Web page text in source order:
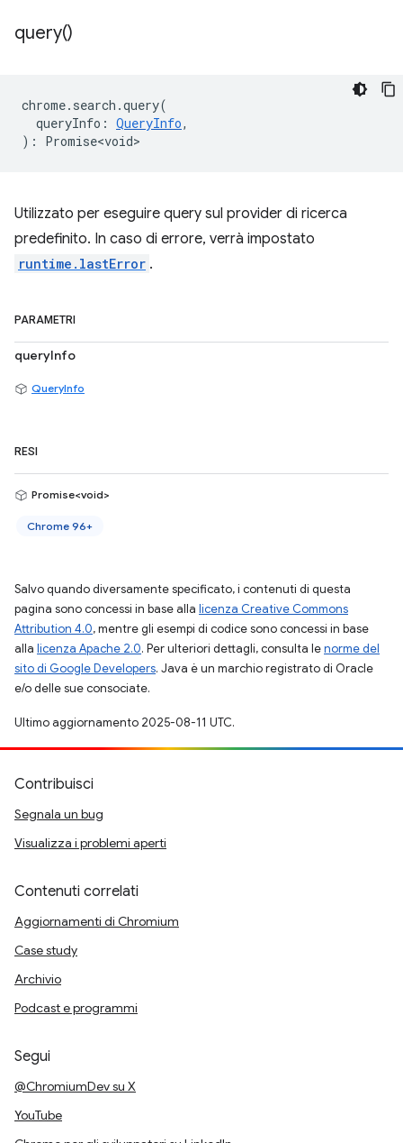
query()
chrome. search .query(
queryInfo : QueryInfo,
) : Promise<void>
Utilizzato per eseguire query sul provider di ricerca
predefinito. In caso di errore, verrà impostato
runtime.lastError .
PARAMETRI
queryInfo
QueryInfo
RESI
Promise<void>
Chrome 96+
Salvo quando diversamente specificato, i contenuti di questa
pagina sono concessi in base alla licenza Creative Commons
Attribution 4.0, mentre gli esempi di codice sono concessi in base
alla licenza Apache 2.0. Per ulteriori dettagli, consulta lenorme del
sito di Google Developers. Java è un marchio registrato di Oracle
e/o delle sue consociate.
Ultimo aggiornamento 2025-08-11 UTC.
Contribuisci
Segnala un bug
Visualizza i problemi aperti
Contenuti correlati
Aggiornamenti di Chromium
Case study
Archivio
Podcast e programmi
Segui
@ChromiumDev su X
YouTube